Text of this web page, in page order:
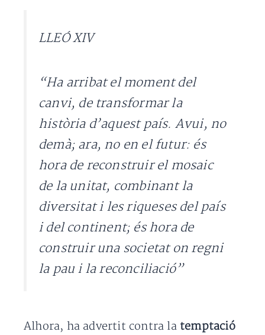
LLEÓ XIV
“Ha arribat el moment del
canvi, de transformar la
història d’aquest país. Avui, no
demà; ara, no en el futur: és
hora de reconstruir el mosaic
de la unitat, combinant la
diversitat i les riqueses del país
i del continent; és hora de
construir una societat on regni
la pau i la reconciliació”
Alhora, ha advertit contra la temptació